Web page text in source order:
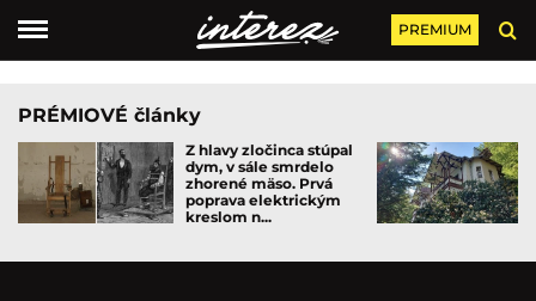
PREMIUM
PRÉMIOVÉ články
Z hlavy zločinca stúpal
dym, v sále smrdelo
zhorené mäso. Prvá
poprava elektrickým
kreslom n...